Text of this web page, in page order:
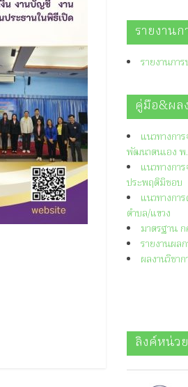
รายงาน
รายงานกา
คู่มือ&ผล
แนวทางกา
พัฒนาตนเอง พ
แนวทางกา
ประพฤติมิชอบ
แนวทางกา
ตำบล/แขวง
มาตรฐาน
รายงานผล
ผลงานวิชา
ลิงค์หน่ว